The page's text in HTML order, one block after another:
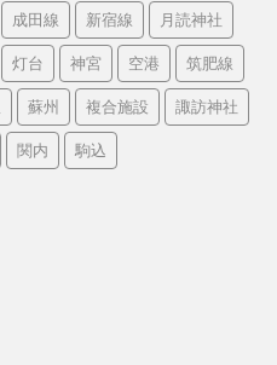
成田線 新宿線 月読神社
灯台 神宮 空港 筑肥線
蘇州 複合施設 諏訪神社
関内 駒込